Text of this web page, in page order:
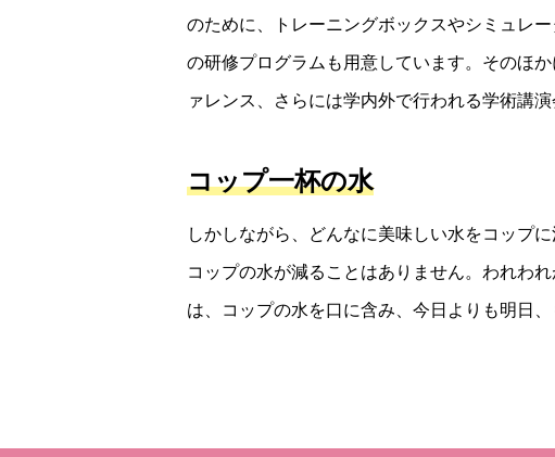
のために、トレーニングボックスやシミュレ
の研修プログラムも用意しています。そのほ
ァレンス、さらには学内外で行われる学術講
コップ一杯の水
しかしながら、どんなに美味しい水をコップ
コップの水が減ることはありません。われわ
は、コップの水を口に含み、今日よりも明日